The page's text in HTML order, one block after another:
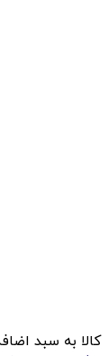
کالا به سبد